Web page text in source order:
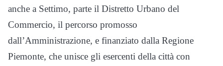
anche a Settimo, parte il Distretto Urbano del
Commercio, il percorso promosso
dall’Amministrazione, e finanziato dalla Regione
Piemonte, che unisce gli esercenti della città con